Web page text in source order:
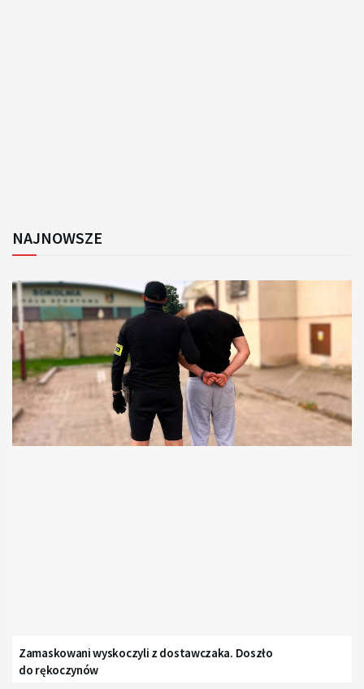
NAJNOWSZE
Zamaskowani wyskoczyli z dostawczaka. Doszło
do rękoczynów